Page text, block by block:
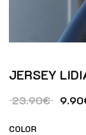
JERSEY
23.90€ El
9.90
COLOR